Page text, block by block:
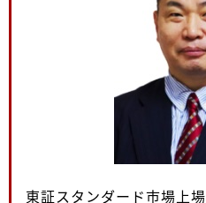
東証スタンダード市場上場